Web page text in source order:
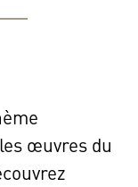
œuvres du